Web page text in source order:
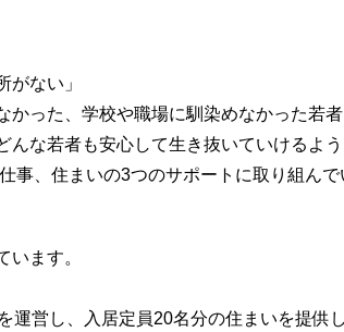
がない」
った、学校や職場に馴染めなかった若
んな若者も安心して生き抜いていける
事、住まいの3つのサポートに取り組んで
ます。
営し、入居定員20名分の住まいを提供し